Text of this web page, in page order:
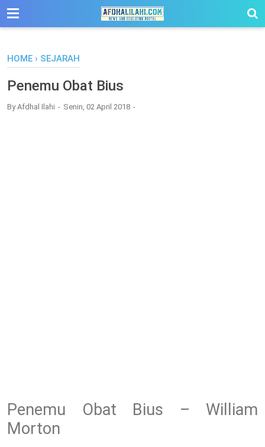
-->
HOME › SEJARAH
Penemu Obat Bius
ByAfdhal Ilahi Senin, 02 April 2018
Penemu Obat Bius – William
Morton